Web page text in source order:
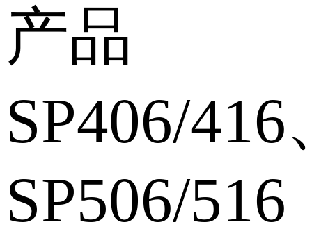
产品
SP406/416
SP506/516